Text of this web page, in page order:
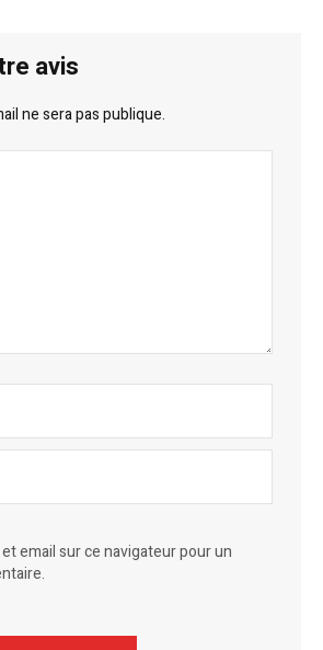
avis
ne sera pas publique.
email sur ce navigateur pour un